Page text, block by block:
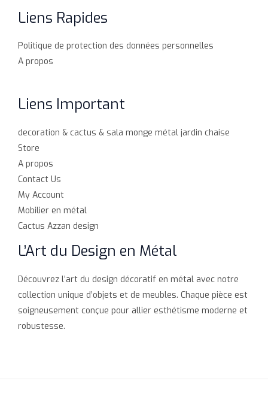
Liens Rapides
Politique de protection des données personnelles
A propos
Liens Important
decoration & cactus & sala monge métal jardin chaise
Store
A propos
Contact Us
My Account
Mobilier en métal
Cactus Azzan design
L’Art du Design en Métal
Découvrez l’art du design décoratif en métal avec notre
collection unique d’objets et de meubles. Chaque pièce est
soigneusement conçue pour allier esthétisme moderne et
robustesse.